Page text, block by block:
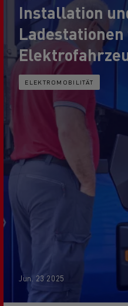
Installation
ELEKTROMOBILITÄT
Jun. 23 2025